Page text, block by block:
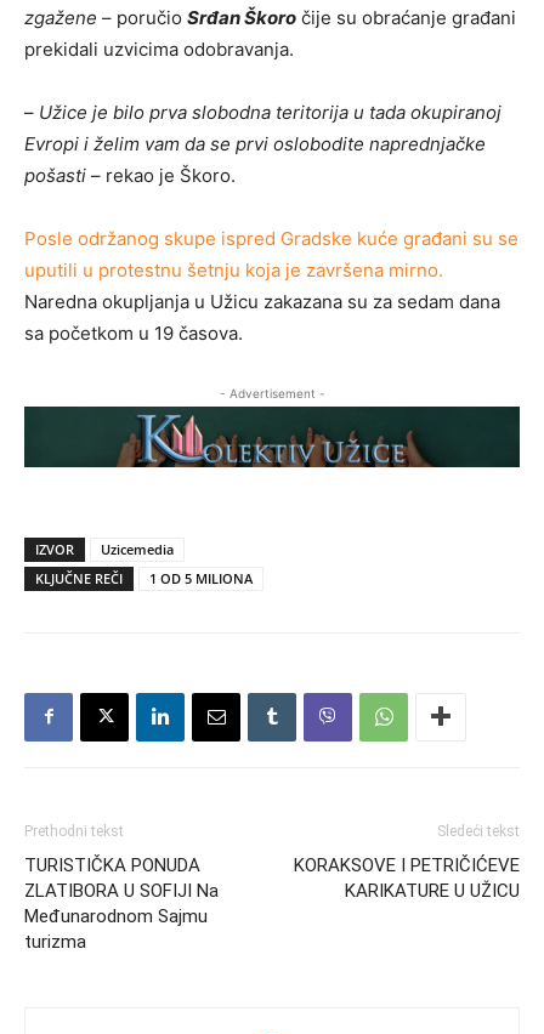
zgažene – poručio Srđan Škoro čije su obraćanje građani
prekidali uzvicima odobravanja.
– Užice je bilo prva slobodna teritorija u tada okupiranoj
Evropi i želim vam da se prvi oslobodite naprednjačke
pošasti – rekao je Škoro.
Posle održanog skupe ispred Gradske kuće građani su se
uputili u protestnu šetnju koja je završena mirno.
Naredna okupljanja u Užicu zakazana su za sedam dana
sa početkom u 19 časova.
- Advertisement -
IZVOR
Uzicemedia
KLJUČNE REČI
1 OD 5 MILIONA
Prethodni tekst
TURISTIČKA PONUDA
ZLATIBORA U SOFIJI Na
Međunarodnom Sajmu
turizma
Sledeći tekst
KORAKSOVE I PETRIČIĆEVE
KARIKATURE U UŽICU